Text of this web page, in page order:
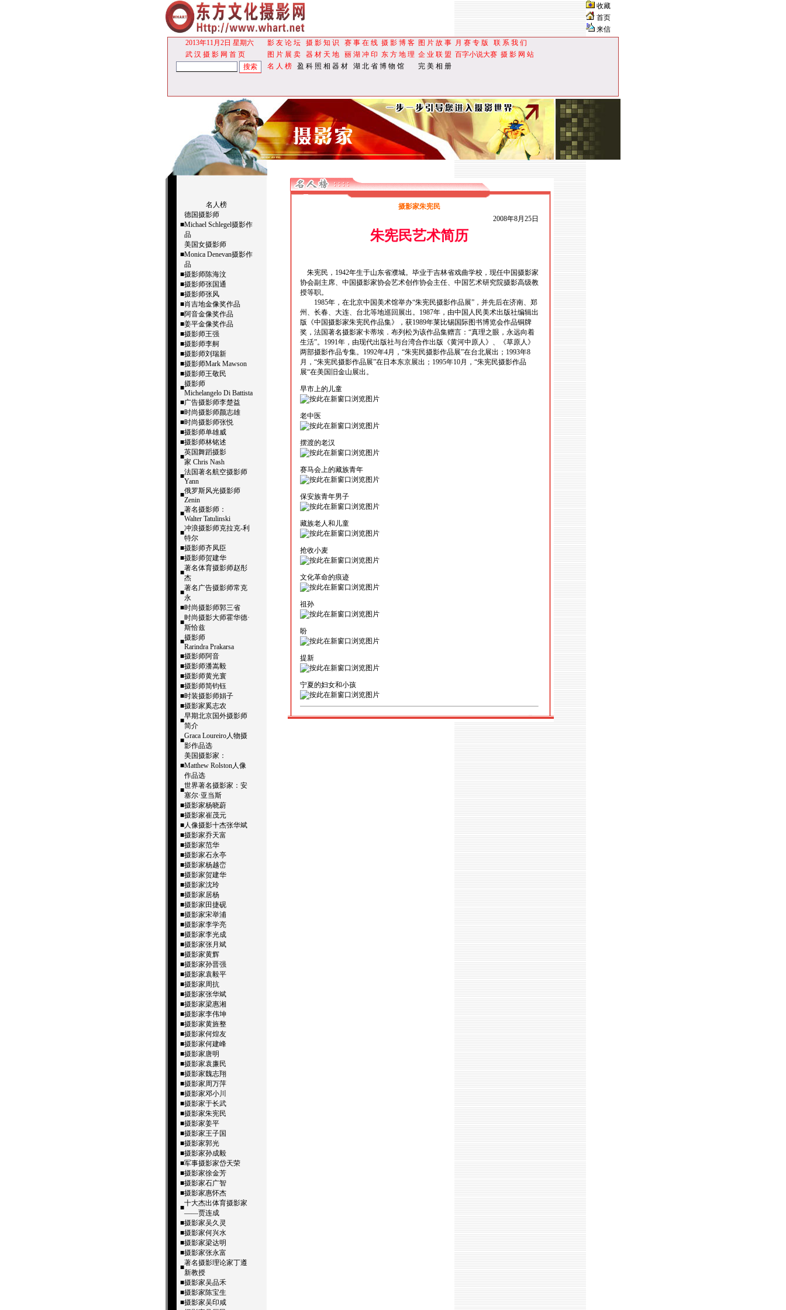
收藏
首页
来信
2013年11月2日 星期六
影 友 论 坛 摄 影 知 识 赛 事 在 线 摄 影 博 客 图 片 故 事 月 赛 专 版
联 系 我 们
武 汉 摄 影 网 首 页 图 片 展 卖 器 材 天 地 丽 湖 冲 印 东 方 地 理 企 业 联 盟 百字小说大赛 摄 影 网 站
名 人 榜
盈 科 照 相 器 材 湖 北 省 博 物 馆 完 美 相 册
名人榜
■
德国摄影师
Michael Schlegel摄影作
品
■
美国女摄影师
Monica Denevan摄影作
品
■摄影师陈海汶
■摄影师张国通
■摄影师张风
■肖吉地金像奖作品
■阿音金像奖作品
■姜平金像奖作品
■摄影师王强
■摄影师李舸
■摄影师刘瑞新
■摄影师Mark Mawson
■摄影师王敬民
■摄影师
Michelangelo Di Battista
■广告摄影师李楚益
■时尚摄影师颜志雄
■时尚摄影师张悦
■摄影师单雄威
■摄影师林铭述
■
英国舞蹈摄影
家 Chris Nash
■法国著名航空摄影师
Yann
■俄罗斯风光摄影师
Zenin
■著名摄影师：
Walter Tatulinski
■
冲浪摄影师克拉克-利
特尔
■摄影师齐凤臣
■摄影师贺建华
■
著名体育摄影师赵彤
杰
■
著名广告摄影师常克
永
■时尚摄影师郭三省
■
时尚摄影大师霍华德·
斯恰兹
■摄影师
Rarindra Prakarsa
■摄影师阿音
■摄影师潘嵩毅
■摄影师黄光寰
■摄影师简钧钰
■时装摄影师娟子
■摄影家奚志农
■
早期北京国外摄影师
简介
■
Graca Loureiro人物摄
影作品选
■
美国摄影家：
Matthew Rolston人像
作品选
■
世界著名摄影家：安
塞尔·亚当斯
■摄影家杨晓蔚
■摄影家崔茂元
■人像摄影十杰­张华斌
■摄影家乔天富
■摄影家范华
■摄影家石永亭
■摄影家杨越峦
■摄影家贺建华
■摄影家沈玲
■摄影家居杨
■摄影家田捷砚
■摄影家宋举浦
■摄影家李学亮
■摄影家李光成
■摄影家张月斌
■摄影家黄辉
■摄影家孙晋强
■摄影家袁毅平
■摄影家周抗
■摄影家张华斌
■摄影家梁惠湘
■摄影家李伟坤
■摄影家黄旌整
■摄影家何煌友
■摄影家何建峰
■摄影家唐明
■摄影家袁廉民
■摄影家魏志翔
■摄影家周万萍
■摄影家邓小川
■摄影家于长武
■摄影家朱宪民
■摄影家姜平
■摄影家王子国
■摄影家郭光
■摄影家孙成毅
■军事摄影家岱天荣
■摄影家徐金芳
■摄影家石广智
■摄影家惠怀杰
■
十大杰出体育摄影家
——贾连成
■摄影家吴久灵
■摄影家何兴水
■摄影家梁达明
■摄影家张永富
■
著名摄影理论家丁遵
新教授
■摄影家吴品禾
■摄影家陈宝生
■摄影家吴印咸
摄影家朱宪民
2008年8月25日
朱宪民艺术简历
朱宪民，1942年生于山东省濮城。毕业于吉林省戏曲学校，现任中国摄影家
协会副主席、中国摄影家协会艺术创作协会主任、中国艺术研究院摄影高级教
授等职。
1985年，在北京中国美术馆举办“朱宪民摄影作品展”，并先后在济南、郑
州、长春、大连、台北等地巡回展出。1987年，由中国人民美术出版社编辑出
版《中国摄影家朱宪民作品集》，获1989年莱比锡国际图书博览会作品铜牌
奖，法国著名摄影家卡蒂埃．布列松为该作品集赠言：“真理之眼，永远向着
生活”。1991年，由现代出版社与台湾合作出版《黄河中原人》、《草原人》
两部摄影作品专集。1992年4月，“朱宪民摄影作品展”在台北展出；1993年8
月，“朱宪民摄影作品展”在日本东京展出；1995年10月，“朱宪民摄影作品
展“在美国旧金山展出。
早市上的儿童
老中医
摆渡的老汉
赛马会上的藏族青年
保安族青年男子
藏族老人和儿童
抢收小麦
文化革命的痕迹
祖孙
盼
提新
宁夏的妇女和小孩